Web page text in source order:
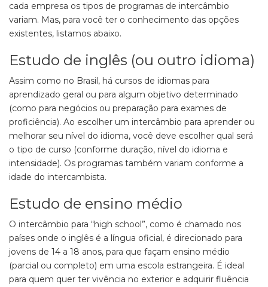
cada empresa os tipos de programas de intercâmbio
variam. Mas, para você ter o conhecimento das opções
existentes, listamos abaixo.
Estudo de inglês (ou outro idioma)
Assim como no Brasil, há cursos de idiomas para
aprendizado geral ou para algum objetivo determinado
(como para negócios ou preparação para exames de
proficiência). Ao escolher um intercâmbio para aprender ou
melhorar seu nível do idioma, você deve escolher qual será
o tipo de curso (conforme duração, nível do idioma e
intensidade). Os programas também variam conforme a
idade do intercambista.
Estudo de ensino médio
O intercâmbio para “high school”, como é chamado nos
países onde o inglês é a língua oficial, é direcionado para
jovens de 14 a 18 anos, para que façam ensino médio
(parcial ou completo) em uma escola estrangeira. É ideal
para quem quer ter vivência no exterior e adquirir fluência